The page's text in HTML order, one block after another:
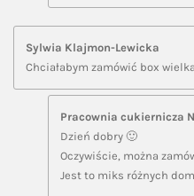
Sylwia Klajmon-Lewicka
Chciałabym zamówić box
Pracownia cukiernicza
Dzień dobry 🙂
Oczywiście, można
Jest to miks różnych